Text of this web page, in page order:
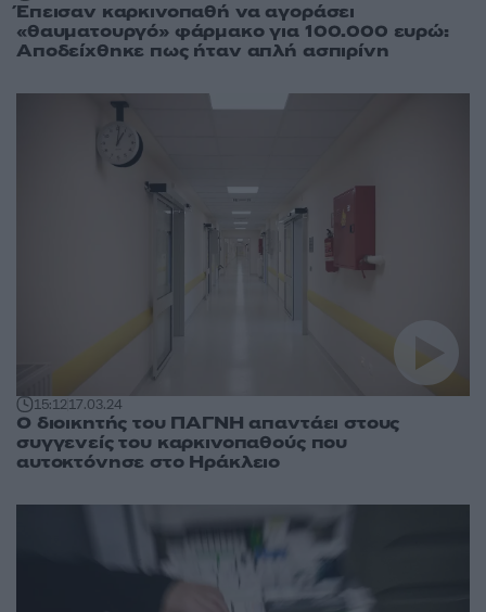
Έπεισαν καρκινοπαθή να αγοράσει
«θαυματουργό» φάρμακο για 100.000 ευρώ:
Αποδείχθηκε πως ήταν απλή ασπιρίνη
15:1217.03.24
Ο διοικητής του ΠΑΓΝΗ απαντάει στους
συγγενείς του καρκινοπαθούς που
αυτοκτόνησε στο Ηράκλειο